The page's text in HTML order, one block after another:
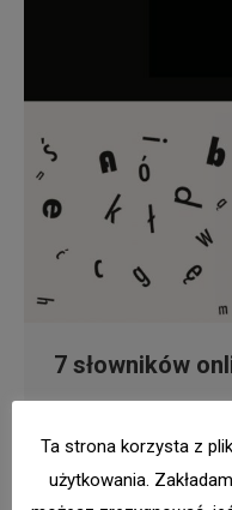
7 słowników
3komentarze
Słowniki online coraz
Ta strona korzysta z
użytkowania.